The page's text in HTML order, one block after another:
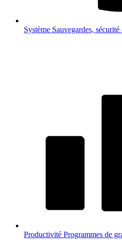
Système Sauvegardes,
Productivité Programmes de